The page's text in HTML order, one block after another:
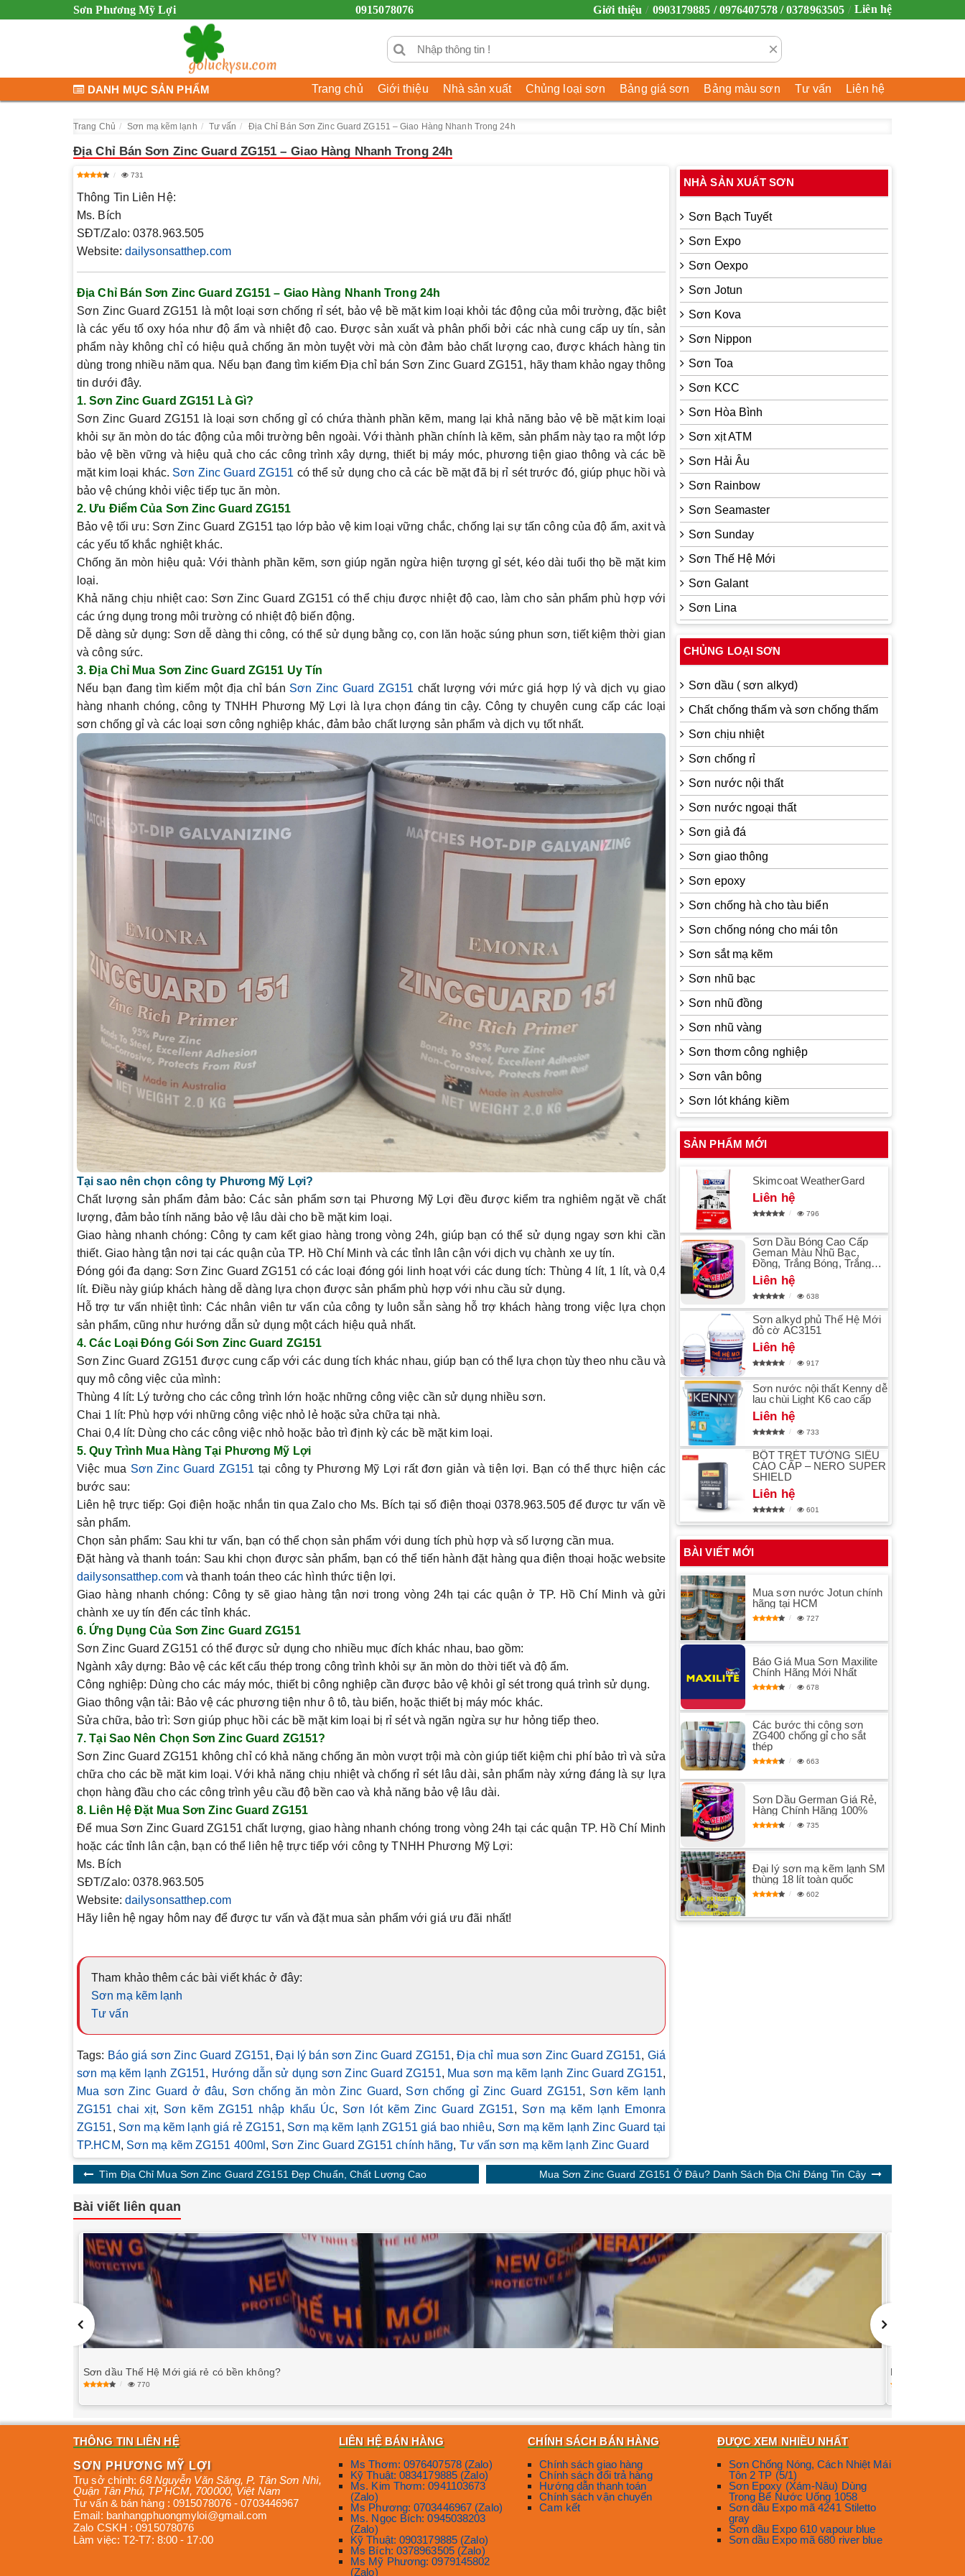
Sơn Phương Mỹ Lợi 0915078076 Giới thiệu 0903179885 / 0976407578 / 0378963505 Liên hệ
×
Trang chủ Giới thiệu Nhà sản xuất Chủng loại sơn Bảng giá sơn Bảng màu sơn Tư vấn Liên hệ
DANH MỤC SẢN PHẨM
Trang Chủ Sơn mạ kẽm lạnh Tư vấn Địa Chỉ Bán Sơn Zinc Guard ZG151 – Giao Hàng Nhanh Trong 24h
Địa Chỉ Bán Sơn Zinc Guard ZG151 – Giao Hàng Nhanh Trong 24h
731
Thông Tin Liên Hệ:
Ms. Bích
SĐT/Zalo: 0378.963.505
Website: dailysonsatthep.com
Địa Chỉ Bán Sơn Zinc Guard ZG151 – Giao Hàng Nhanh Trong 24h
Sơn Zinc Guard ZG151 là một loại sơn chống rỉ sét, bảo vệ bề mặt kim loại khỏi tác động của môi trường, đặc biệt
là các yếu tố oxy hóa như độ ẩm và nhiệt độ cao. Được sản xuất và phân phối bởi các nhà cung cấp uy tín, sản
phẩm này không chỉ có hiệu quả chống ăn mòn tuyệt vời mà còn đảm bảo chất lượng cao, được khách hàng tin
dùng trong nhiều năm qua. Nếu bạn đang tìm kiếm Địa chỉ bán Sơn Zinc Guard ZG151, hãy tham khảo ngay thông
tin dưới đây.
1.Sơn Zinc Guard ZG151 Là Gì?
Sơn Zinc Guard ZG151 là loại sơn chống gỉ có chứa thành phần kẽm, mang lại khả năng bảo vệ bề mặt kim loại
khỏi sự ăn mòn do tác động của môi trường bên ngoài. Với thành phần chính là kẽm, sản phẩm này tạo ra một lớp
bảo vệ bền vững và hiệu quả cho các công trình xây dựng, thiết bị máy móc, phương tiện giao thông và các bề
mặt kim loại khác. Sơn Zinc Guard ZG151 có thể sử dụng cho cả các bề mặt đã bị rỉ sét trước đó, giúp phục hồi và
bảo vệ chúng khỏi việc tiếp tục ăn mòn.
2. Ưu Điểm Của Sơn Zinc Guard ZG151
Bảo vệ tối ưu: Sơn Zinc Guard ZG151 tạo lớp bảo vệ kim loại vững chắc, chống lại sự tấn công của độ ẩm, axit và
các yếu tố khắc nghiệt khác.
Chống ăn mòn hiệu quả: Với thành phần kẽm, sơn giúp ngăn ngừa hiện tượng gỉ sét, kéo dài tuổi thọ bề mặt kim
loại.
Khả năng chịu nhiệt cao: Sơn Zinc Guard ZG151 có thể chịu được nhiệt độ cao, làm cho sản phẩm phù hợp với
các ứng dụng trong môi trường có nhiệt độ biến động.
Dễ dàng sử dụng: Sơn dễ dàng thi công, có thể sử dụng bằng cọ, con lăn hoặc súng phun sơn, tiết kiệm thời gian
và công sức.
3.Địa Chỉ Mua Sơn Zinc Guard ZG151 Uy Tín
Nếu bạn đang tìm kiếm một địa chỉ bán Sơn Zinc Guard ZG151 chất lượng với mức giá hợp lý và dịch vụ giao
hàng nhanh chóng, công ty TNHH Phương Mỹ Lợi là lựa chọn đáng tin cậy. Công ty chuyên cung cấp các loại
sơn chống gỉ và các loại sơn công nghiệp khác, đảm bảo chất lượng sản phẩm và dịch vụ tốt nhất.
Tại sao nên chọn công ty Phương Mỹ Lợi?
Chất lượng sản phẩm đảm bảo: Các sản phẩm sơn tại Phương Mỹ Lợi đều được kiểm tra nghiêm ngặt về chất
lượng, đảm bảo tính năng bảo vệ lâu dài cho bề mặt kim loại.
Giao hàng nhanh chóng: Công ty cam kết giao hàng trong vòng 24h, giúp bạn có thể sử dụng ngay sơn khi cần
thiết. Giao hàng tận nơi tại các quận của TP. Hồ Chí Minh và các tỉnh lân cận với dịch vụ chành xe uy tín.
Đóng gói đa dạng: Sơn Zinc Guard ZG151 có các loại đóng gói linh hoạt với các dung tích: Thùng 4 lít, 1 lít, và 0,4
lít. Điều này giúp khách hàng dễ dàng lựa chọn được sản phẩm phù hợp với nhu cầu sử dụng.
Hỗ trợ tư vấn nhiệt tình: Các nhân viên tư vấn của công ty luôn sẵn sàng hỗ trợ khách hàng trong việc lựa chọn
sản phẩm, cũng như hướng dẫn sử dụng một cách hiệu quả nhất.
4.Các Loại Đóng Gói Sơn Zinc Guard ZG151
Sơn Zinc Guard ZG151 được cung cấp với các dung tích khác nhau, giúp bạn có thể lựa chọn tùy theo nhu cầu và
quy mô công việc của mình:
Thùng 4 lít: Lý tưởng cho các công trình lớn hoặc những công việc cần sử dụng nhiều sơn.
Chai 1 lít: Phù hợp với những công việc nhỏ lẻ hoặc sửa chữa tại nhà.
Chai 0,4 lít: Dùng cho các công việc nhỏ hoặc bảo trì định kỳ các bề mặt kim loại.
5.Quy Trình Mua Hàng Tại Phương Mỹ Lợi
Việc mua Sơn Zinc Guard ZG151 tại công ty Phương Mỹ Lợi rất đơn giản và tiện lợi. Bạn có thể thực hiện các
bước sau:
Liên hệ trực tiếp: Gọi điện hoặc nhắn tin qua Zalo cho Ms. Bích tại số điện thoại 0378.963.505để được tư vấn về
sản phẩm.
Chọn sản phẩm: Sau khi tư vấn, bạn có thể chọn sản phẩm với dung tích phù hợp và số lượng cần mua.
Đặt hàng và thanh toán: Sau khi chọn được sản phẩm, bạn có thể tiến hành đặt hàng qua điện thoại hoặc website
dailysonsatthep.comvà thanh toán theo các hình thức tiện lợi.
Giao hàng nhanh chóng: Công ty sẽ giao hàng tận nơi trong vòng 24h tại các quận ở TP. Hồ Chí Minh và gửi
chành xe uy tín đến các tỉnh khác.
6. Ứng Dụng Của Sơn Zinc Guard ZG151
Sơn Zinc Guard ZG151 có thể được sử dụng cho nhiều mục đích khác nhau, bao gồm:
Ngành xây dựng: Bảo vệ các kết cấu thép trong công trình khỏi sự ăn mòn do thời tiết và độ ẩm.
Công nghiệp: Dùng cho các máy móc, thiết bị công nghiệp cần được bảo vệ khỏi gỉ sét trong quá trình sử dụng.
Giao thông vận tải: Bảo vệ các phương tiện như ô tô, tàu biển, hoặc thiết bị máy móc khác.
Sửa chữa, bảo trì: Sơn giúp phục hồi các bề mặt kim loại bị rỉ sét và ngăn ngừa sự hư hỏng tiếp theo.
7.Tại Sao Nên Chọn Sơn Zinc Guard ZG151?
Sơn Zinc Guard ZG151 không chỉ có khả năng chống ăn mòn vượt trội mà còn giúp tiết kiệm chi phí bảo trì và sửa
chữa cho các bề mặt kim loại. Với khả năng chịu nhiệt và chống rỉ sét lâu dài, sản phẩm này xứng đáng là sự lựa
chọn hàng đầu cho các công trình yêu cầu độ bền cao và khả năng bảo vệ lâu dài.
8. Liên Hệ Đặt Mua Sơn Zinc Guard ZG151
Để mua Sơn Zinc Guard ZG151 chất lượng, giao hàng nhanh chóng trong vòng 24h tại các quận TP. Hồ Chí Minh
hoặc các tỉnh lân cận, bạn có thể liên hệ trực tiếp với công ty TNHH Phương Mỹ Lợi:
Ms. Bích
SĐT/Zalo: 0378.963.505
Website: dailysonsatthep.com
Hãy liên hệ ngay hôm nay để được tư vấn và đặt mua sản phẩm với giá ưu đãi nhất!
Tham khảo thêm các bài viết khác ở đây:
Sơn mạ kẽm lạnh
Tư vấn
Tags: Báo giá sơn Zinc Guard ZG151,Đại lý bán sơn Zinc Guard ZG151,Địa chỉ mua sơn Zinc Guard ZG151, Giá
sơn mạ kẽm lạnh ZG151, Hướng dẫn sử dụng sơn Zinc Guard ZG151, Mua sơn mạ kẽm lạnh Zinc Guard ZG151,
Mua sơn Zinc Guard ở đâu, Sơn chống ăn mòn Zinc Guard, Sơn chống gỉ Zinc Guard ZG151, Sơn kẽm lạnh
ZG151 chai xịt, Sơn kẽm ZG151 nhập khẩu Úc, Sơn lót kẽm Zinc Guard ZG151, Sơn mạ kẽm lạnh Emonra
ZG151, Sơn mạ kẽm lạnh giá rẻ ZG151, Sơn mạ kẽm lạnh ZG151 giá bao nhiêu, Sơn mạ kẽm lạnh Zinc Guard tại
TP.HCM, Sơn mạ kẽm ZG151 400ml , Sơn Zinc Guard ZG151 chính hãng, Tư vấn sơn mạ kẽm lạnh Zinc Guard
NHÀ SẢN XUẤT SƠN
Sơn Bạch Tuyết
Sơn Expo
Sơn Oexpo
Sơn Jotun
Sơn Kova
Sơn Nippon
Sơn Toa
Sơn KCC
Sơn Hòa Bình
Sơn xịt ATM
Sơn Hải Âu
Sơn Rainbow
Sơn Seamaster
Sơn Sunday
Sơn Thế Hệ Mới
Sơn Galant
Sơn Lina
CHỦNG LOẠI SƠN
Sơn dầu ( sơn alkyd)
Chất chống thấm và sơn chống thấm
Sơn chịu nhiệt
Sơn chống rỉ
Sơn nước nội thất
Sơn nước ngoại thất
Sơn giả đá
Sơn giao thông
Sơn epoxy
Sơn chống hà cho tàu biển
Sơn chống nóng cho mái tôn
Sơn sắt mạ kẽm
Sơn nhũ bạc
Sơn nhũ đồng
Sơn nhũ vàng
Sơn thơm công nghiệp
Sơn vân bông
Sơn lót kháng kiềm
SẢN PHẨM MỚI
Skimcoat WeatherGard
Liên hệ
796
Sơn Dầu Bóng Cao Cấp
Geman Màu Nhũ Bạc,
Đồng, Trắng Bóng, Trắng
Mờ 900gr
Liên hệ
638
Sơn alkyd phủ Thế Hệ Mới
đỏ cờ AC3151
Liên hệ
917
Sơn nước nội thất Kenny dễ
lau chùi Light K6 cao cấp
Liên hệ
733
BỘT TRÉT TƯỜNG SIÊU
CAO CẤP – NERO SUPER
SHIELD
Liên hệ
601
BÀI VIẾT MỚI
Mua sơn nước Jotun chính
hãng tại HCM
727
Báo Giá Mua Sơn Maxilite
Chính Hãng Mới Nhất
678
Các bước thi công sơn
ZG400 chống gỉ cho sắt
thép
663
Sơn Dầu German Giá Rẻ,
Hàng Chính Hãng 100%
735
Đại lý sơn mạ kẽm lạnh SM
thùng 18 lít toàn quốc
602
Tìm Địa Chỉ Mua Sơn Zinc Guard ZG151 Đẹp Chuẩn, Chất Lượng Cao Mua Sơn Zinc Guard ZG151 Ở Đâu? Danh Sách Địa Chỉ Đáng Tin Cậy
Bài viết liên quan
Sơn dầu Thế Hệ Mới giá rẻ có bền không?
770
Bảng giá sơn
THÔNG TIN LIÊN HỆ
SƠN PHƯƠNG MỸ LỢI
Trụ sở chính:68 Nguyễn Văn Săng, P. Tân Sơn Nhì,
Quận Tân Phú, TP HCM, 700000, Việt Nam
Tư vấn & bán hàng : 0915078076 -0703446967
Email: banhangphuongmyloi@gmail.com
Zalo CSKH :0915078076
Làm việc: T2-T7: 8:00 - 17:00
LIÊN HỆ BÁN HÀNG
Ms Thơm: 0976407578 (Zalo)
Kỹ Thuật: 0834179885 (Zalo)
Ms. Kim Thơm: 0941103673
(Zalo)
Ms Phương: 0703446967 (Zalo)
Ms. Ngọc Bích: 0945038203
(Zalo)
Kỹ Thuật: 0903179885 (Zalo)
Ms Bích: 0378963505 (Zalo)
Ms Mỹ Phương: 0979145802
(Zalo)
CHÍNH SÁCH BÁN HÀNG
Chính sách giao hàng
Chính sách đổi trả hàng
Hướng dẫn thanh toán
Chính sách vận chuyển
Cam kết
ĐƯỢC XEM NHIỀU NHẤT
Sơn Chống Nóng, Cách Nhiệt Mái
Tôn 2 TP (5/1)
Sơn Epoxy (Xám-Nâu) Dùng
Trong Bể Nước Uống 1058
Sơn dầu Expo mã 4241 Stiletto
gray
Sơn dầu Expo 610 vapour blue
Sơn dầu Expo mã 680 river blue